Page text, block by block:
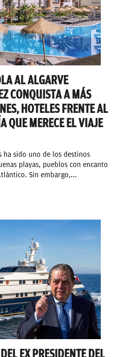
AL ALGARVE
CONQUISTA A MÁS
HOTELES FRENTE AL
QUE MERECE EL VIAJE
ha sido uno de los destinos
playas, pueblos con encanto
Sin embargo,...
EX PRESIDENTE DEL